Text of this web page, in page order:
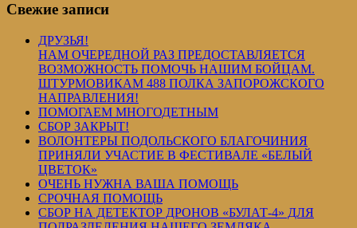
Свежие записи
ДРУЗЬЯ!
НАМ ОЧЕРЕДНОЙ РАЗ ПРЕДОСТАВЛЯЕТСЯ
ВОЗМОЖНОСТЬ ПОМОЧЬ НАШИМ БОЙЦАМ.
ШТУРМОВИКАМ 488 ПОЛКА ЗАПОРОЖСКОГО
НАПРАВЛЕНИЯ!
ПОМОГАЕМ МНОГОДЕТНЫМ
СБОР ЗАКРЫТ!
ВОЛОНТЕРЫ ПОДОЛЬСКОГО БЛАГОЧИНИЯ
ПРИНЯЛИ УЧАСТИЕ В ФЕСТИВАЛЕ «БЕЛЫЙ
ЦВЕТОК»
ОЧЕНЬ НУЖНА ВАША ПОМОЩЬ
СРОЧНАЯ ПОМОЩЬ
СБОР НА ДЕТЕКТОР ДРОНОВ «БУЛАТ-4» ДЛЯ